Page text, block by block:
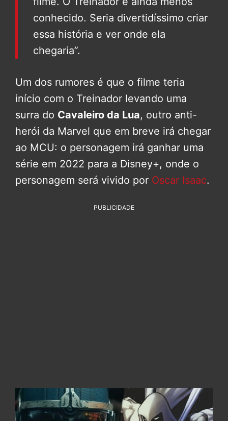
conhecido. Seria divertidíssimo criar
essa história e ver onde ela
chegaria”.
Um dos rumores é que o filme teria
início com o Treinador levando uma
surra do Cavaleiro da Lua, outro anti-
herói da Marvel que em breve irá chegar
ao MCU: o personagem irá ganhar uma
série em 2022 para a Disney+, onde o
personagem será vivido por Oscar Isaac.
PUBLICIDADE